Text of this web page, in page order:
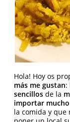
Hola! Hoy os
más me gustan:
sencillos de la
importar
la comida y que